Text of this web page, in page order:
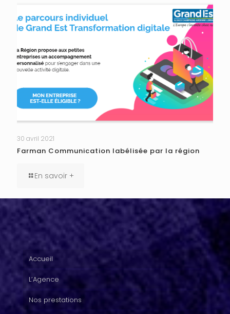
30 avril 2021
Farman Communication labélisée par la région
En savoir +
Accueil
L’Agence
Nos prestations